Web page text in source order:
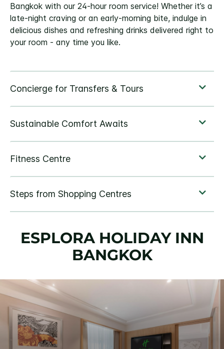
Bangkok with our 24-hour room service! Whether it’s a
late-night craving or an early-morning bite, indulge in
delicious dishes and refreshing drinks delivered right to
your room - any time you like.
ESPLORA HOLIDAY INN
BANGKOK